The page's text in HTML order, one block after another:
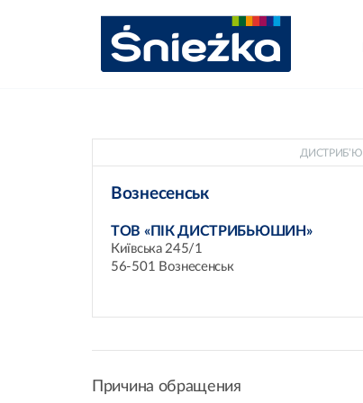
Вознесенськ
ТОВ «ПІК ДИСТРИБЬЮШИН»
Київська 245/1
56-501 Вознесенськ
Причина обращения